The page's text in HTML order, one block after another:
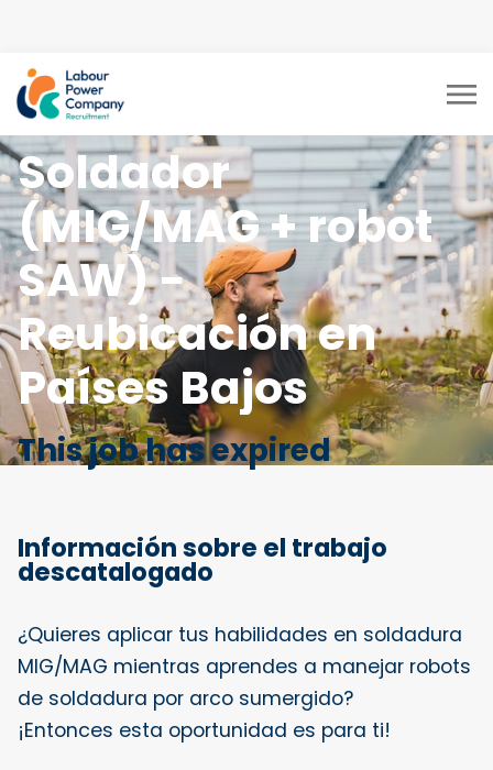
tiktok-developers-site-
verification=LY0DYTZWcaZFcbB5z5CmFJBdmZXOxOdD
Soldador
(MIG/MAG + robot
SAW) -
Reubicación en
Países Bajos
This job has expired
Información sobre el trabajo
descatalogado
¿Quieres aplicar tus habilidades en soldadura
MIG/MAG mientras aprendes a manejar robots
de soldadura por arco sumergido?
¡Entonces esta oportunidad es para ti!